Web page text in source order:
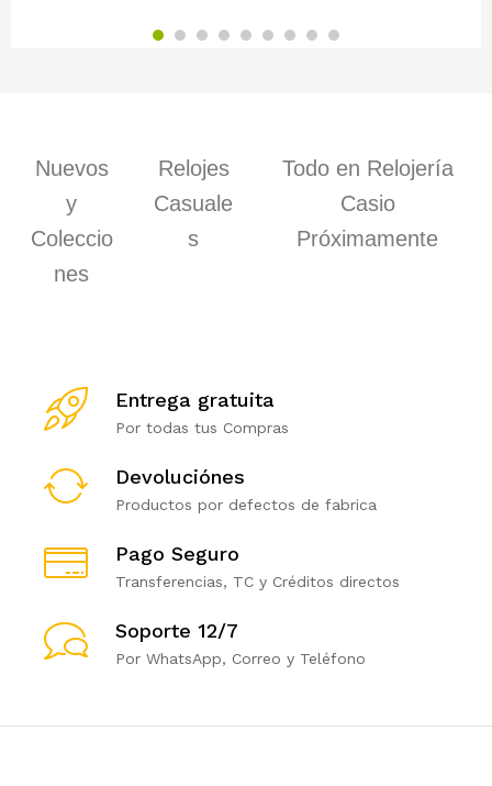
Nuevos
y
Coleccio
nes
Relojes
Casuale
s
Todo en Relojería
Casio
Próximamente
Entrega gratuita
Por todas tus Compras
Devoluciónes
Productos por defectos de fabrica
Pago Seguro
Transferencias, TC y Créditos directos
Soporte 12/7
Por WhatsApp, Correo y Teléfono